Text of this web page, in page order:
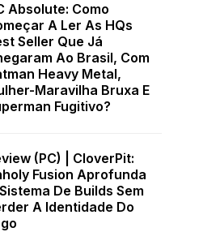
Absolute: Como
A Ler As HQs
Seller Que Já
Ao Brasil, Com
Heavy Metal,
Maravilha Bruxa E
Fugitivo?
(PC) | CloverPit:
Fusion Aprofunda
De Builds Sem
A Identidade Do